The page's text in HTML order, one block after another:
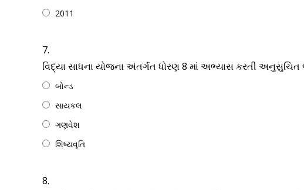
2011
7.
વિદ્યા સાધના યોજના અંતર્ગત ધોરણ 8 માં અભ્યાસ કરતી
બોન્ડ
સાયકલ
ગણવેશ
શિષ્યવૃતિ
8.